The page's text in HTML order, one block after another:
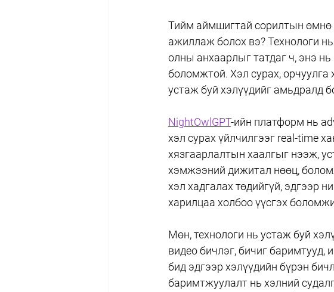
Тийм аймшигтай сорилтын өмнө
ажиллаж болох вэ? Технологи
олны анхаарлыг татдаг ч, энэ
боломжтой. Хэл сурах, орчуулга
устаж буй хэлүүдийг амьдралд
NightOwlGPT-ийн платформ нь
хэл сурах үйлчилгээг real-time
хязгаарлалтын хаалгыг нээж,
хэмжээний дижитал нөөц,
хэл хадгалах төдийгүй, эдгээр
харилцаа холбоо үүсгэх
Мөн, технологи нь устаж буй
видео бичлэг, бичиг
бид эдгээр хэлүүдийн бүрэн
баримтжуулалт нь хэлний